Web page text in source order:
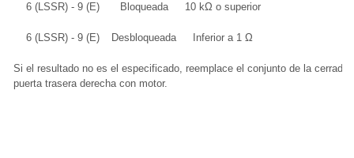
6 (LSSR) - 9 (E) Bloqueada 10 kΩ o superior
6 (LSSR) - 9 (E) Desbloqueada Inferior a 1 Ω
Si el resultado no es el especificado, reemplace el conjunto de la
puerta trasera derecha con motor.